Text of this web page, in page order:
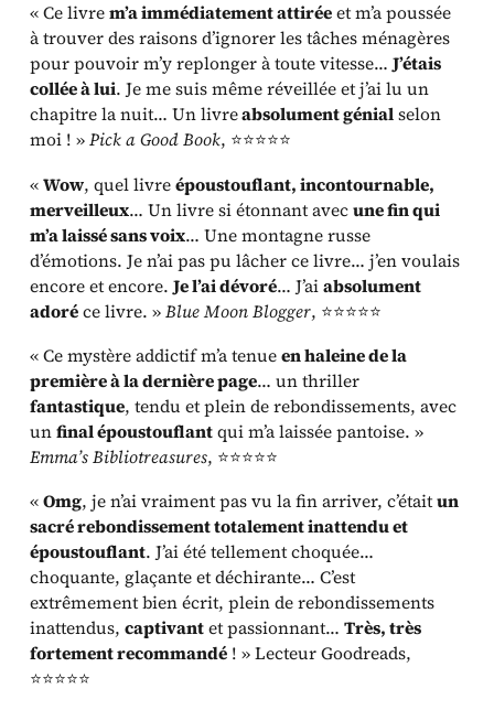
« Ce livrem’a immédiatement attiréeet m’a poussée
à trouver des raisons d’ignorer les tâches ménagères
pour pouvoir m’y replonger à toute vitesse…J’étais
collée à lui. Je me suis même réveillée et j’ai lu un
chapitre la nuit… Un livreabsolument génialselon
moi ! »Pick a Good Book, ⭐⭐⭐⭐⭐
«Wow, quel livreépoustouflant, incontournable,
merveilleux… Un livre si étonnant avecune fin qui
m’a laissé sans voix… Une montagne russe
d’émotions. Je n’ai pas pu lâcher ce livre… j’en voulais
encore et encore.Je l’ai dévoré… J’aiabsolument
adoréce livre. »Blue Moon Blogger, ⭐⭐⭐⭐⭐
« Ce mystère addictif m’a tenueen haleine de la
première à la dernière page… un thriller
fantastique, tendu et plein de rebondissements, avec
unfinal époustouflantqui m’a laissée pantoise. »
Emma’s Bibliotreasures, ⭐⭐⭐⭐⭐
«Omg, je n’ai vraiment pas vu la fin arriver, c’étaitun
sacré rebondissement totalement inattendu et
époustouflant. J’ai été tellement choquée…
choquante, glaçante et déchirante… C’est
extrêmement bien écrit, plein de rebondissements
inattendus,captivantet passionnant…Très, très
fortement recommandé ! » Lecteur Goodreads,
⭐⭐⭐⭐⭐